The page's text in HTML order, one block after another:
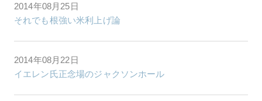
2014年08月25日
それでも根強い米利上げ論
2014年08月22日
イエレン氏正念場のジャクソンホール